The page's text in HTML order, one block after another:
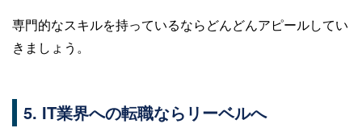
専門的なスキルを持っているならどんどんアピールしてい
きましょう。
5. IT業界への転職ならリーベルへ